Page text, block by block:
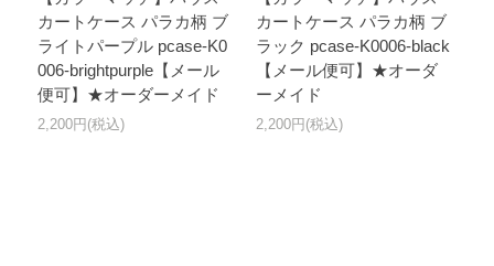
カートケース パラカ柄 ブ
ライトパープル pcase-K0
006-brightpurple【メール
便可】★オーダーメイド
2,200円(税込)
カートケース パラカ柄 ブ
ラック pcase-K0006-black
【メール便可】★オーダ
ーメイド
2,200円(税込)